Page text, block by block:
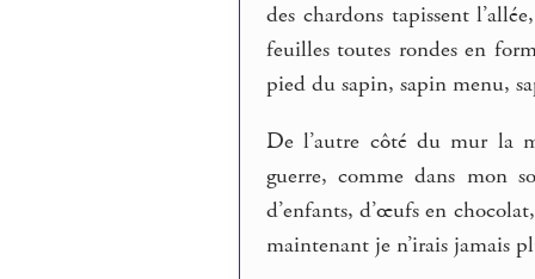
des chardons tapissent
feuilles toutes rondes en
pied du sapin, sapin menu,
De l’autre côté du mur la
guerre, comme dans mon
d’enfants, d’œufs en
maintenant je n’irais jamais